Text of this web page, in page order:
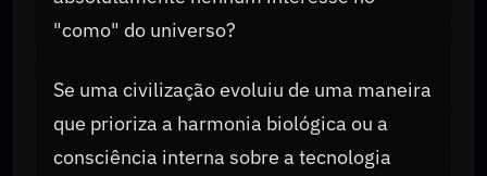
"como" do universo?
Se uma civilização evoluiu de uma maneira
que prioriza a harmonia biológica ou a
consciência interna sobre a tecnologia